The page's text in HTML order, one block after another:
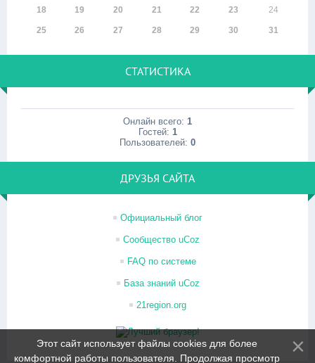
18 19 20 21 22 23 24
25 26 27 28 29 30 31
СТАТИСТИКА
Онлайн всего: 1
Гостей: 1
Пользователей: 0
ДРУЗЬЯ САЙТА
Официальный блог
Сообщество uCoz
FAQ по системе
База знаний uCoz
21region.org
Этот сайт использует файлы cookies для более
комфортной работы пользователя. Продолжая просмотр